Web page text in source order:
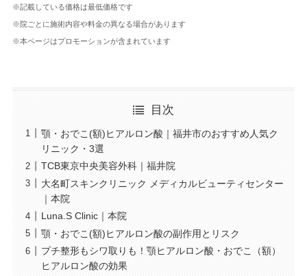
※記載している価格は最低価格です
※院ごとに施術内容や料金の異なる場合があります
※本ページはプロモーションが含まれています
目次
顎・おでこ(額)ヒアルロン酸｜福井市のおすすめ人気ク
リニック・3選
TCB東京中央美容外科｜福井院
大名町スキンクリニック メディカルビューティセンター
｜本院
Luna.S Clinic｜本院
顎・おでこ(額)ヒアルロン酸の副作用とリスク
プチ整形もシワ取りも！顎ヒアルロン酸・おでこ（額）
ヒアルロン酸の効果